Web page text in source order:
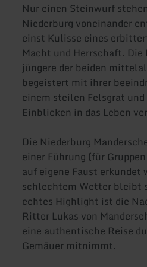
Nur einen Steinwurf
Niederburg voneinander
einst Kulisse eines
Macht und Herrschaft. Die
jüngere der beiden
begeistert mit ihrer
einem steilen Felsgrat und
Einblicken in das Leben
Die Niederburg
einer Führung (für
auf eigene Faust erkundet
schlechtem Wetter bleibt
echtes Highlight ist die
Ritter Lukas von
eine authentische Reise
Gemäuer mitnimmt.